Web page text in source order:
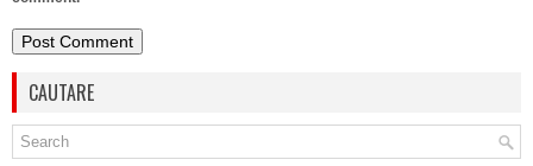
CAUTARE